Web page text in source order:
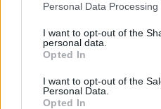
Personal Data
I want to opt-out of the
personal data.
Opted In
I want to opt-out of the
Personal Data.
Opted In
Nukentėjusi pėsčioji,
medicinos pagalbą,
Įvykis tiriamas.